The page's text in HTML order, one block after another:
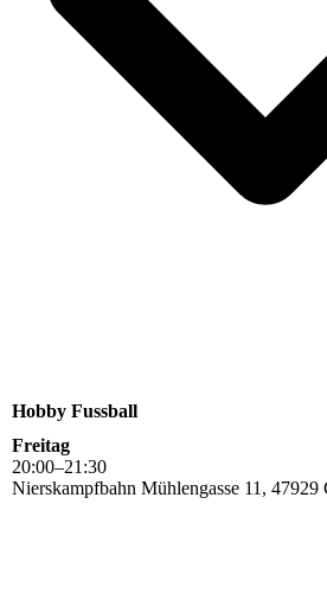
Hobby Fussball
Freitag
20:00–21 :30
Nierskampfbahn Mühlengasse 11, 47929